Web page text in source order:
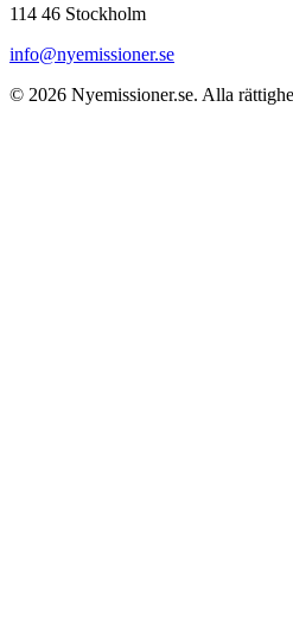
114 46 Stockholm
info@nyemissioner.se
© 2026 Nyemissioner.se. Alla